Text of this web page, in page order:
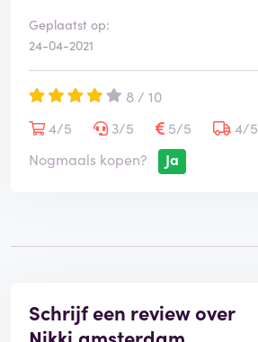
g
e
i
r
d
Geplaatst op:
24-04-2021
8 / 10
4/5
3/5 5/5
4/5
Nogmaals kopen?
Ja
Schrijf een review over